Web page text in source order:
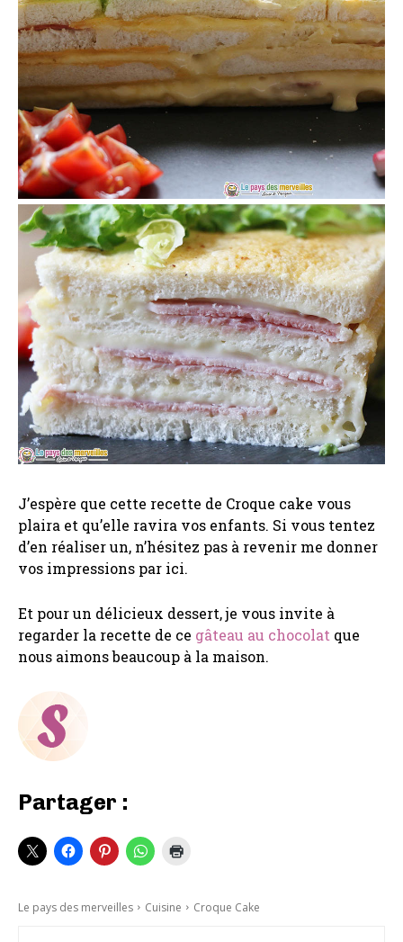
J’espère que cette recette de Croque cake vous
plaira et qu’elle ravira vos enfants. Si vous tentez
d’en réaliser un, n’hésitez pas à revenir me donner
vos impressions par ici.
Et pour un délicieux dessert, je vous invite à
regarder la recette de ce gâteau au chocolat que
nous aimons beaucoup à la maison.
Partager :
Le pays des merveilles Cuisine Croque Cake